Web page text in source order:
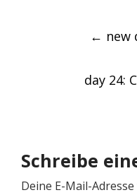
← new
day 24:
Schreibe
Deine E-Mail-